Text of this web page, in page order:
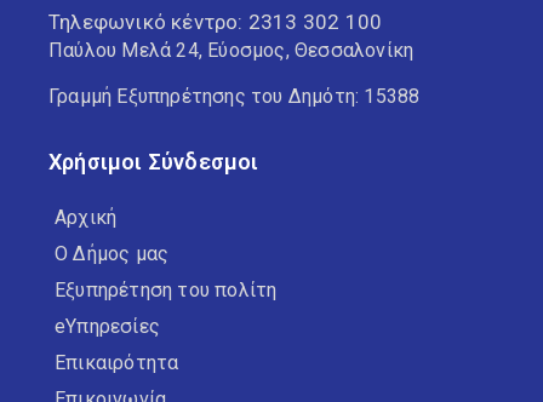
Τηλεφωνικό κέντρο: 2313 302 100
Παύλου Μελά 24, Εύοσμος, Θεσσαλονίκη
Γραμμή Εξυπηρέτησης του Δημότη: 15388
Χρήσιμοι Σύνδεσμοι
Αρχική
Ο Δήμος μας
Εξυπηρέτηση του πολίτη
eΥπηρεσίες
Επικαιρότητα